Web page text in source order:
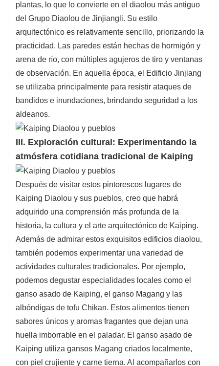
plantas, lo que lo convierte en el diaolou más antiguo
del Grupo Diaolou de Jinjiangli. Su estilo
arquitectónico es relativamente sencillo, priorizando la
practicidad. Las paredes están hechas de hormigón y
arena de río, con múltiples agujeros de tiro y ventanas
de observación. En aquella época, el Edificio Jinjiang
se utilizaba principalmente para resistir ataques de
bandidos e inundaciones, brindando seguridad a los
aldeanos.
III. Exploración cultural: Experimentando la
atmósfera cotidiana tradicional de Kaiping
Después de visitar estos pintorescos lugares de
Kaiping Diaolou y sus pueblos, creo que habrá
adquirido una comprensión más profunda de la
historia, la cultura y el arte arquitectónico de Kaiping.
Además de admirar estos exquisitos edificios diaolou,
también podemos experimentar una variedad de
actividades culturales tradicionales. Por ejemplo,
podemos degustar especialidades locales como el
ganso asado de Kaiping, el ganso Magang y las
albóndigas de tofu Chikan. Estos alimentos tienen
sabores únicos y aromas fragantes que dejan una
huella imborrable en el paladar. El ganso asado de
Kaiping utiliza gansos Magang criados localmente,
con piel crujiente y carne tierna. Al acompañarlos con